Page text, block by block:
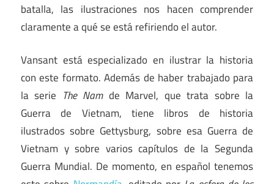
batalla, las ilustraciones nos hacen comprender
claramente a qué se está refiriendo el autor.
Vansant está especializado en ilustrar la historia
con este formato. Además de haber trabajado para
la serie The Namde Marvel, que trata sobre la
Guerra de Vietnam, tiene libros de historia
ilustrados sobre Gettysburg, sobre esa Guerra de
Vietnam y sobre varios capítulos de la Segunda
Guerra Mundial. De momento, en español tenemos